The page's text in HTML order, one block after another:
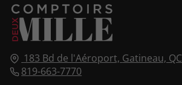
183 Bd de l'Aéroport, Gatineau, QC
819-663-7770